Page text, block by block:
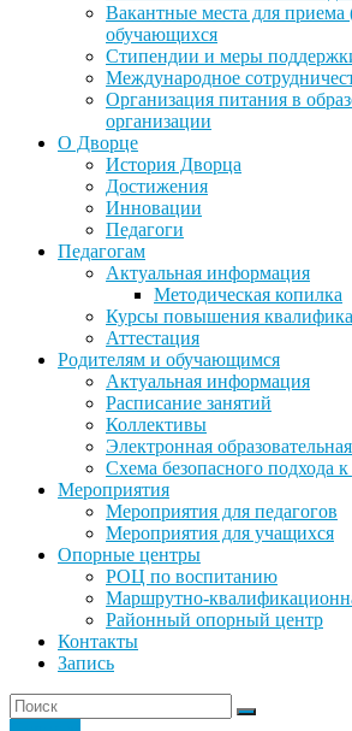
Вакантные места для приема
обучающихся
Стипендии и меры
Международное
Организация питания в
организации
О Дворце
История Дворца
Достижения
Инновации
Педагоги
Педагогам
Актуальная информация
Методическая копилка
Курсы повышения
Аттестация
Родителям и обучающимся
Актуальная информация
Расписание занятий
Коллективы
Электронная
Схема безопасного
Мероприятия
Мероприятия для педагогов
Мероприятия для учащихся
Опорные центры
РОЦ по воспитанию
Маршрутно-
Районный опорный центр
Контакты
Запись